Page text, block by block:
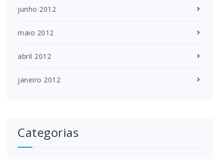
junho 2012
maio 2012
abril 2012
janeiro 2012
Categorias